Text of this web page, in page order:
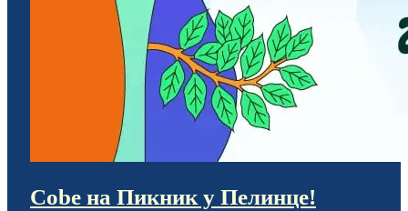
Cobe на Пикник у Пелинце!